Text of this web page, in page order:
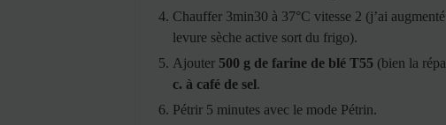
Chauffer 3min30 à 37°C vitesse 2 (j’ai
levure sèche active sort du frigo).
Ajouter 500 g de farine de blé T55 (bien la
c. à café de sel.
Pétrir 5 minutes avec le mode Pétrin.